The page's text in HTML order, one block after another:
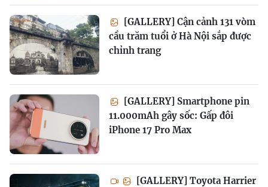
[GALLERY] Cận cảnh 131 vòm
cầu trăm tuổi ở Hà Nội sắp được
chỉnh trang
[GALLERY] Smartphone pin
11.000mAh gây sốc: Gấp đôi
iPhone 17 Pro Max
[GALLERY] Toyota Harrier